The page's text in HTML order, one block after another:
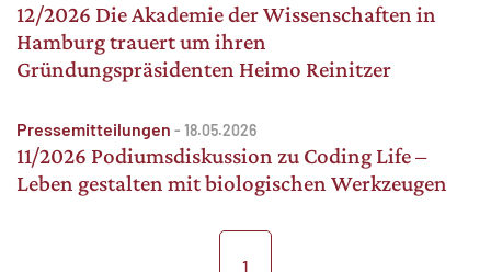
12/2026 Die Akademie der Wissenschaften in
Hamburg trauert um ihren
Gründungspräsidenten Heimo Reinitzer
Pressemitteilungen - 18.05.2026
11/2026 Podiumsdiskussion zu Coding Life –
Leben gestalten mit biologischen Werkzeugen
1